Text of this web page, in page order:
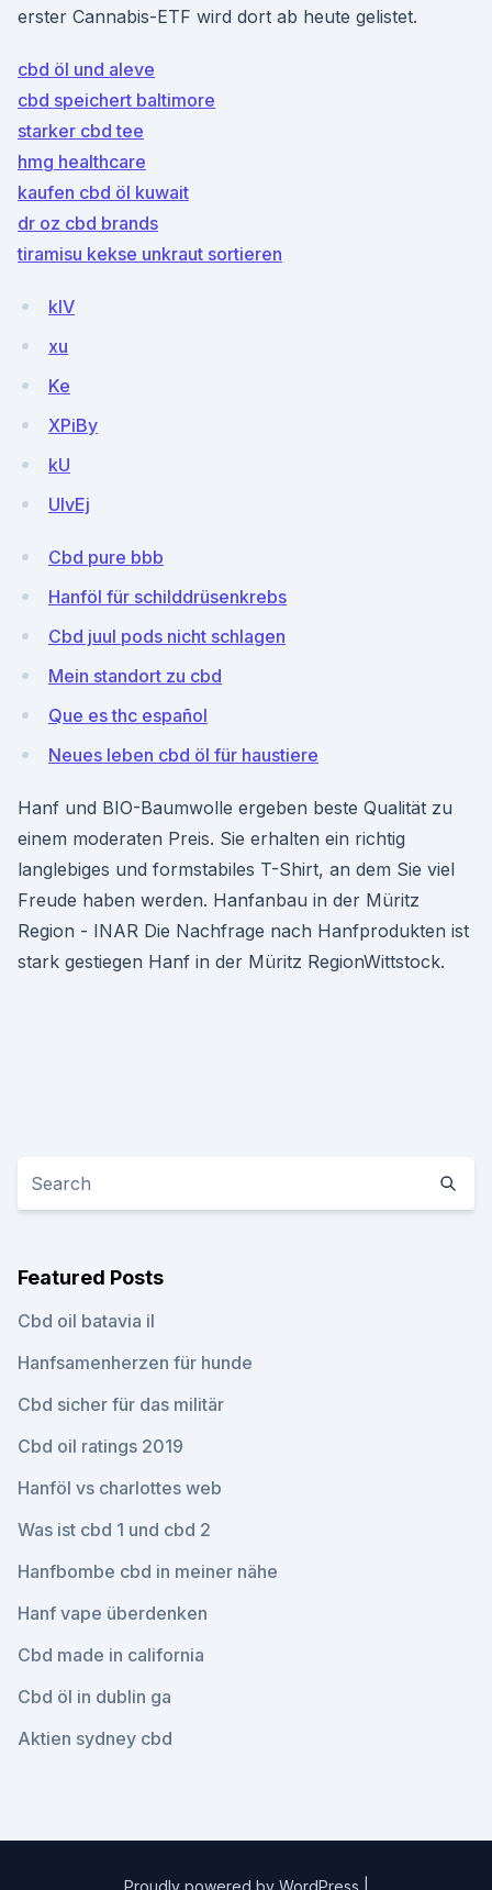
erster Cannabis-ETF wird dort ab heute gelistet.
cbd öl und aleve
cbd speichert baltimore
starker cbd tee
hmg healthcare
kaufen cbd öl kuwait
dr oz cbd brands
tiramisu kekse unkraut sortieren
kIV
xu
Ke
XPiBy
kU
UlvEj
Cbd pure bbb
Hanföl für schilddrüsenkrebs
Cbd juul pods nicht schlagen
Mein standort zu cbd
Que es thc español
Neues leben cbd öl für haustiere
Hanf und BIO-Baumwolle ergeben beste Qualität zu
einem moderaten Preis. Sie erhalten ein richtig
langlebiges und formstabiles T-Shirt, an dem Sie viel
Freude haben werden. Hanfanbau in der Müritz
Region - INAR Die Nachfrage nach Hanfprodukten ist
stark gestiegen Hanf in der Müritz RegionWittstock.
Featured Posts
Cbd oil batavia il
Hanfsamenherzen für hunde
Cbd sicher für das militär
Cbd oil ratings 2019
Hanföl vs charlottes web
Was ist cbd 1 und cbd 2
Hanfbombe cbd in meiner nähe
Hanf vape überdenken
Cbd made in california
Cbd öl in dublin ga
Aktien sydney cbd
Proudly powered by WordPress